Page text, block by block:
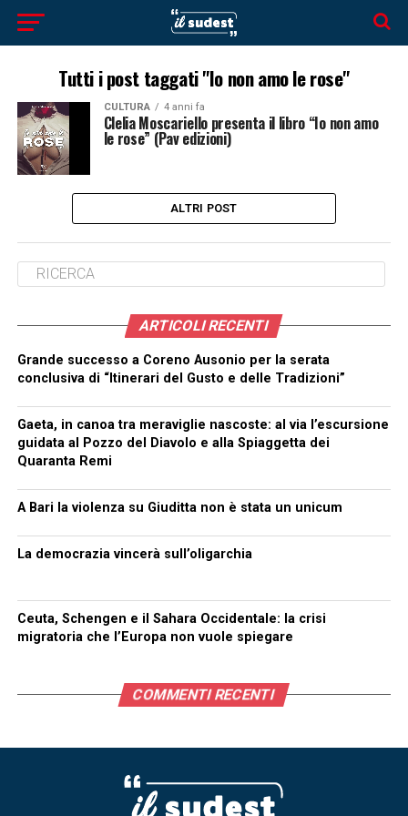
Tutti i post taggati "Io non amo le rose"
CULTURA 4 anni fa
Clelia Moscariello presenta il libro “Io non amo
le rose” (Pav edizioni)
ALTRI POST
ARTICOLI RECENTI
Grande successo a Coreno Ausonio per la serata
conclusiva di “Itinerari del Gusto e delle Tradizioni”
Gaeta, in canoa tra meraviglie nascoste: al via l’escursione
guidata al Pozzo del Diavolo e alla Spiaggetta dei
Quaranta Remi
A Bari la violenza su Giuditta non è stata un unicum
La democrazia vincerà sull’oligarchia
Ceuta, Schengen e il Sahara Occidentale: la crisi
migratoria che l’Europa non vuole spiegare
COMMENTI RECENTI